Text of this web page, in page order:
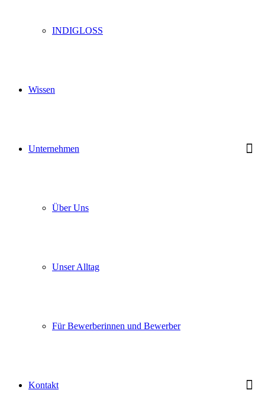
INDIGLOSS
Wissen
Unternehmen
Über Uns
Unser Alltag
Für Bewerberinnen und Bewerber
Kontakt